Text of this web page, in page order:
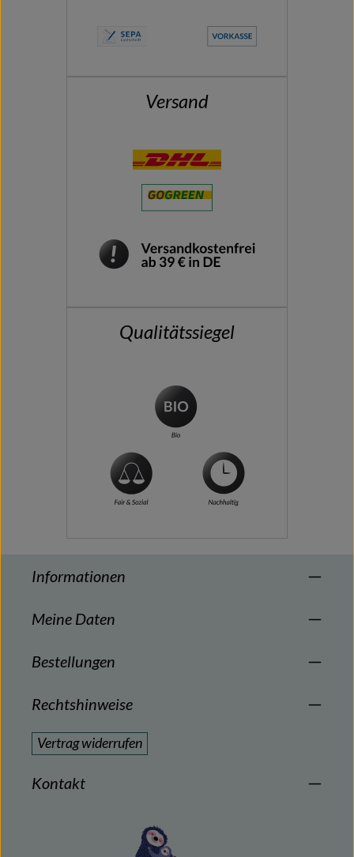
Versand
Qualitätssiegel
Informationen
Meine Daten
Bestellungen
Rechtshinweise
Vertrag widerrufen
Kontakt